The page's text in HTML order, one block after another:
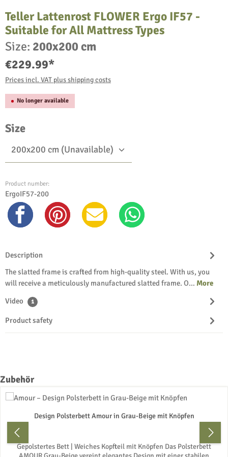
Teller Lattenrost FLOWER Ergo IF57 -
Suitable for All Mattress Types
Size: 200x200 cm
€229.99*
Prices incl. VAT plus shipping costs
No longer available
Select
Size
Product number:
ErgoIF57-200
Description
The slatted frame is crafted from high-quality steel. With us, you
will receive a meticulously manufactured slatted frame. O… More
Video
1
Product safety
Skip product gallery
Zubehör
Design Polsterbett Amour in Grau-Beige mit Knöpfen
Gepolstertes Bett | Weiches Kopfteil mit Knöpfen Das Polsterbett